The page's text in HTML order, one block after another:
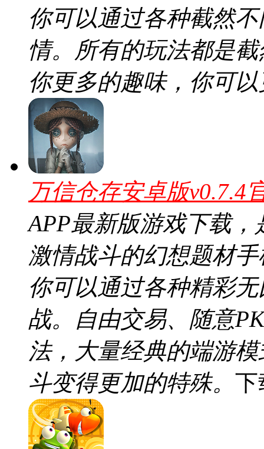
你可以通过各种截然
情。所有的玩法都是
你更多的趣味，你可
万信仓存安卓版v0.7.4
APP最新版游戏下载
激情战斗的幻想题材
你可以通过各种精彩
战。自由交易、随意
法，大量经典的端游
斗变得更加的特殊。 下